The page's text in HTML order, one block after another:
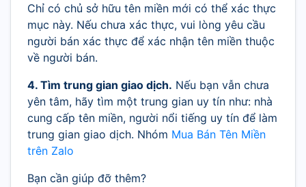
Chỉ có chủ sở hữu tên miền mới có thể xác thực
mục này. Nếu chưa xác thực, vui lòng yêu cầu
người bán xác thực để xác nhận tên miền thuộc
về người bán.
4. Tìm trung gian giao dịch. Nếu bạn vẫn chưa
yên tâm, hãy tìm một trung gian uy tín như: nhà
cung cấp tên miền, người nổi tiếng uy tín để làm
trung gian giao dịch. Nhóm Mua Bán Tên Miền
trên Zalo
Bạn cần giúp đỡ thêm?